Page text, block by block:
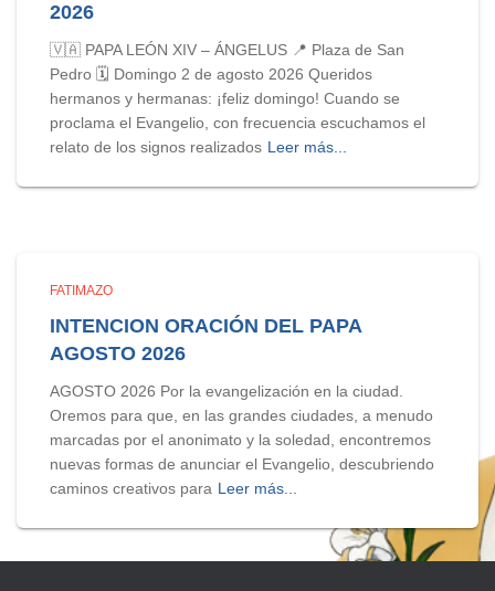
2026
🇻🇦 PAPA LEÓN XIV – ÁNGELUS 📍 Plaza de San
Pedro 🗓️ Domingo 2 de agosto 2026 Queridos
hermanos y hermanas: ¡feliz domingo! Cuando se
proclama el Evangelio, con frecuencia escuchamos el
relato de los signos realizados Leer más...
FATIMAZO
INTENCION ORACIÓN DEL PAPA
AGOSTO 2026
AGOSTO 2026 Por la evangelización en la ciudad.
Oremos para que, en las grandes ciudades, a menudo
marcadas por el anonimato y la soledad, encontremos
nuevas formas de anunciar el Evangelio, descubriendo
caminos creativos para Leer más...